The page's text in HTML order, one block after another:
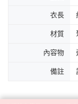
衣長
材質
內容物
備註